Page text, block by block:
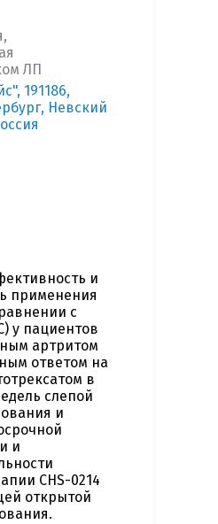
ЛП
191186,
Невский
и
применения
с
у пациентов
артритом
ответом на
в
слепой
и
и
CHS-0214
открытой